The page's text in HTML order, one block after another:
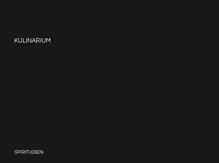
KULINARIUM
SPIRITUOSEN